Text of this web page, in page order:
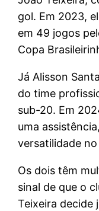
gol. Em 2023,
em 49 jogos
Copa
Já Alisson
do time
sub-20. Em
uma
versatilidade
Os dois têm
sinal de que o
Teixeira decide